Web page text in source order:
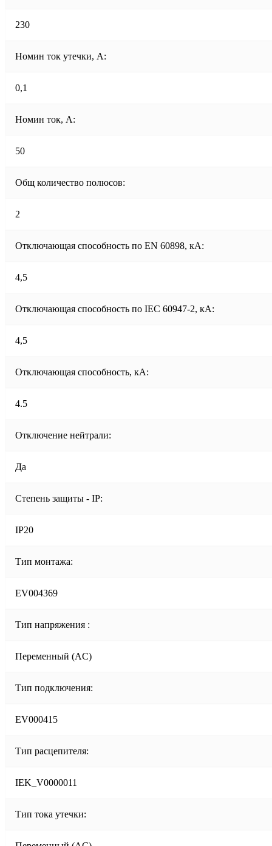
230
Номин ток утечки, А:
0,1
Номин ток, А:
50
Общ количество полюсов:
2
Отключающая способность по EN 60898, кА:
4,5
Отключающая способность по IEC 60947-2, кА:
4,5
Отключающая способность, кА:
4.5
Отключение нейтрали:
Да
Степень защиты - IP:
IP20
Тип монтажа:
EV004369
Тип напряжения :
Переменный (AC)
Тип подключения:
EV000415
Тип расцепителя:
IEK_V0000011
Тип тока утечки: